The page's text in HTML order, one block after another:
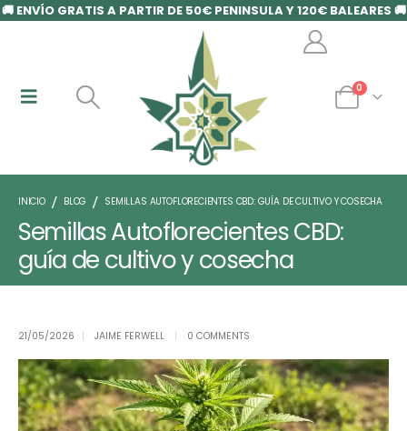
🚚 ENVÍO GRATIS A PARTIR DE 50€ PENINSULA Y 120€ BALEARES 🚚
0
INICIO BLOG SEMILLAS AUTOFLORECIENTES CBD: GUÍA DE CULTIVO Y COSECHA
Semillas Autoflorecientes CBD:
guía de cultivo y cosecha
21/05/2026 JAIME FERWELL 0 COMMENTS